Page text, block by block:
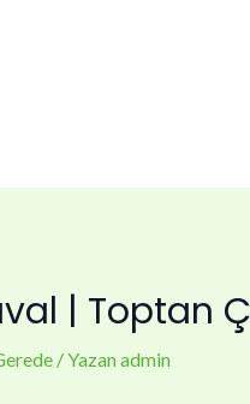
| Toptan
/ Yazanadmin